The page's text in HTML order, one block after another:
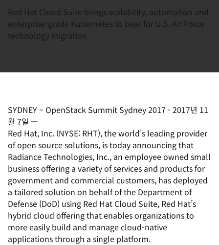
Red Hat Cloud Suite brings scalability, automation and
enterprise-grade Kubernetes to bear for U.S. Air Force
technology migration
SYDNEY – OpenStack Summit Sydney 2017 - 2017년 11
월 7일 —
Red Hat, Inc. (NYSE: RHT), the world's leading provider
of open source solutions, is today announcing that
Radiance Technologies, Inc., an employee owned small
business offering a variety of services and products for
government and commercial customers, has deployed
a tailored solution on behalf of the Department of
Defense (DoD) using Red Hat Cloud Suite, Red Hat’s
hybrid cloud offering that enables organizations to
more easily build and manage cloud-native
applications through a single platform.